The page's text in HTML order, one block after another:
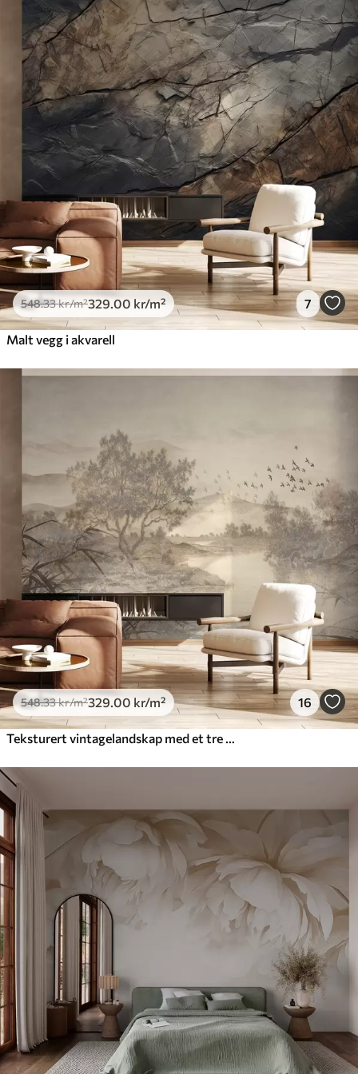
Standard
548.33 329.00kr /m²
Premium
665.00 399.00kr /m²
Premium vinyl
650 .00 /m²
Peel and Stick
925.00 .00 /m²
548.33kr/m²329 .00 kr/m² 7
Malt vegg i akvarell
548.33kr/m²329 .00 kr/m² 16